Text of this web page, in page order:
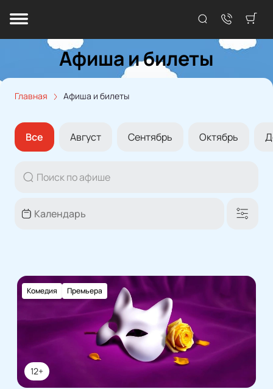
Афиша и билеты
Главная Афиша и билеты
Все Август Сентябрь Октябрь
12+
Комедия Премьера